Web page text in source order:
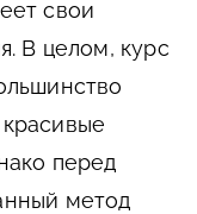
свои
В целом, курс
перед
метод